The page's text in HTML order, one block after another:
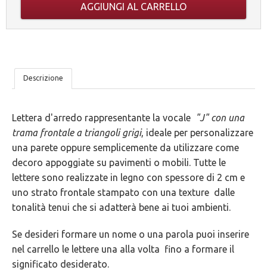
AGGIUNGI AL CARRELLO
LE
GARANZIE
Descrizione
Lettera d'arredo rappresentante la vocale
"J" con una
trama frontale a triangoli grigi, ideale per personalizzare
una parete oppure semplicemente da utilizzare come
decoro appoggiate su pavimenti o mobili. Tutte le
lettere sono realizzate in legno con spessore di 2 cm e
uno strato frontale stampato con una texture dalle
tonalità tenui che si adatterà bene ai tuoi ambienti.
Se desideri formare un nome o una parola puoi inserire
nel carrello le lettere una alla volta fino a formare il
significato desiderato.